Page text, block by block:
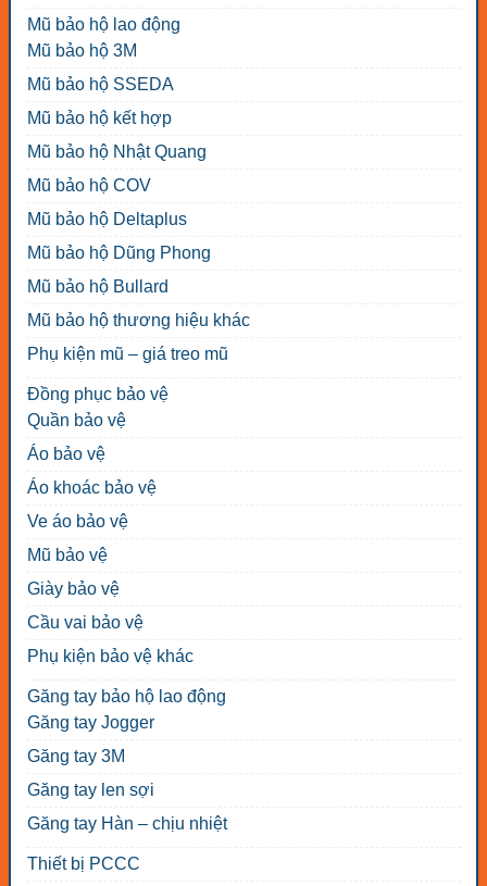
Mũ bảo hộ lao động
Mũ bảo hộ 3M
Mũ bảo hộ SSEDA
Mũ bảo hộ kết hợp
Mũ bảo hộ Nhật Quang
Mũ bảo hộ COV
Mũ bảo hộ Deltaplus
Mũ bảo hộ Dũng Phong
Mũ bảo hộ Bullard
Mũ bảo hộ thương hiệu khác
Phụ kiện mũ – giá treo mũ
Đồng phục bảo vệ
Quần bảo vệ
Áo bảo vệ
Áo khoác bảo vệ
Ve áo bảo vệ
Mũ bảo vệ
Giày bảo vệ
Cầu vai bảo vệ
Phụ kiện bảo vệ khác
Găng tay bảo hộ lao động
Găng tay Jogger
Găng tay 3M
Găng tay len sợi
Găng tay Hàn – chịu nhiệt
Thiết bị PCCC